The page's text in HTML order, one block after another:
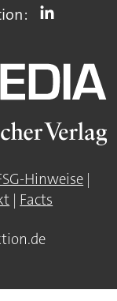
Hinweise
Facts